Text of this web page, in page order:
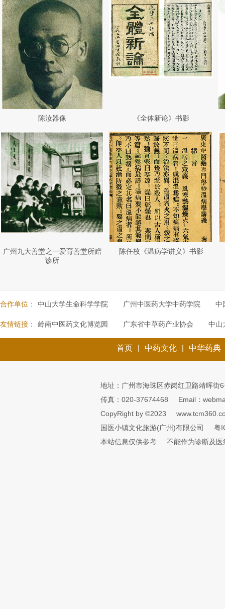
陈汝器像 《全体新论》书影
广州九大善堂之一爱育善堂所赠
诊所
陈任枚《温病学讲义》书影
合作单位： 中山大学生命科学学院 广州中医药大学中药学院 中
友情链接： 岭南中医药文化博览园 广东省中草药产业协会 中山
首页 | 中药文化 | 中华药典
地址：广州市海珠区赤岗红卫路靖晖街
传真：020-37674468
Email：
CopyRight by ©2023
国医小镇文化旅游(广州)有限公司
粤
本站信息仅供参考
不能作为诊断及医